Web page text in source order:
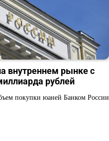
внутреннем рынке с
рублей
покупки юаней Банком России